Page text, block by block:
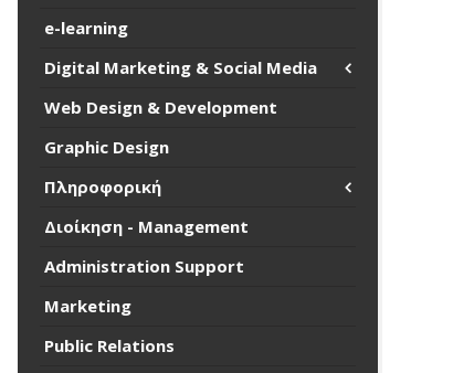
e-learning
Digital Marketing & Social Media
Web Design & Development
Graphic Design
Πληροφορική
Διοίκηση - Management
Administration Support
Marketing
Public Relations